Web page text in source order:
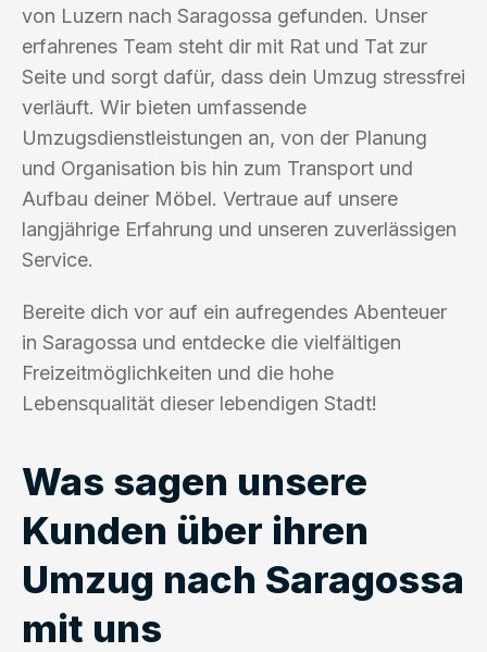
von Luzern nach Saragossa gefunden. Unser
erfahrenes Team steht dir mit Rat und Tat zur
Seite und sorgt dafür, dass dein Umzug stressfrei
verläuft. Wir bieten umfassende
Umzugsdienstleistungen an, von der Planung
und Organisation bis hin zum Transport und
Aufbau deiner Möbel. Vertraue auf unsere
langjährige Erfahrung und unseren zuverlässigen
Service.
Bereite dich vor auf ein aufregendes Abenteuer
in Saragossa und entdecke die vielfältigen
Freizeitmöglichkeiten und die hohe
Lebensqualität dieser lebendigen Stadt!
Was sagen unsere
Kunden über ihren
Umzug nach Saragossa
mit uns